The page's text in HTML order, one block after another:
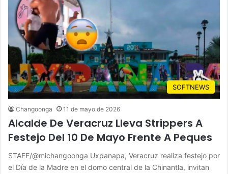
SOFTNEWS
Changoonga 11 de mayo de 2026
Alcalde De Veracruz Lleva Strippers A
Festejo Del 10 De Mayo Frente A Peques
STAFF/@michangoonga Uxpanapa, Veracruz realiza festejo por
el Día de la Madre en el domo central de la Chinantla, invitan